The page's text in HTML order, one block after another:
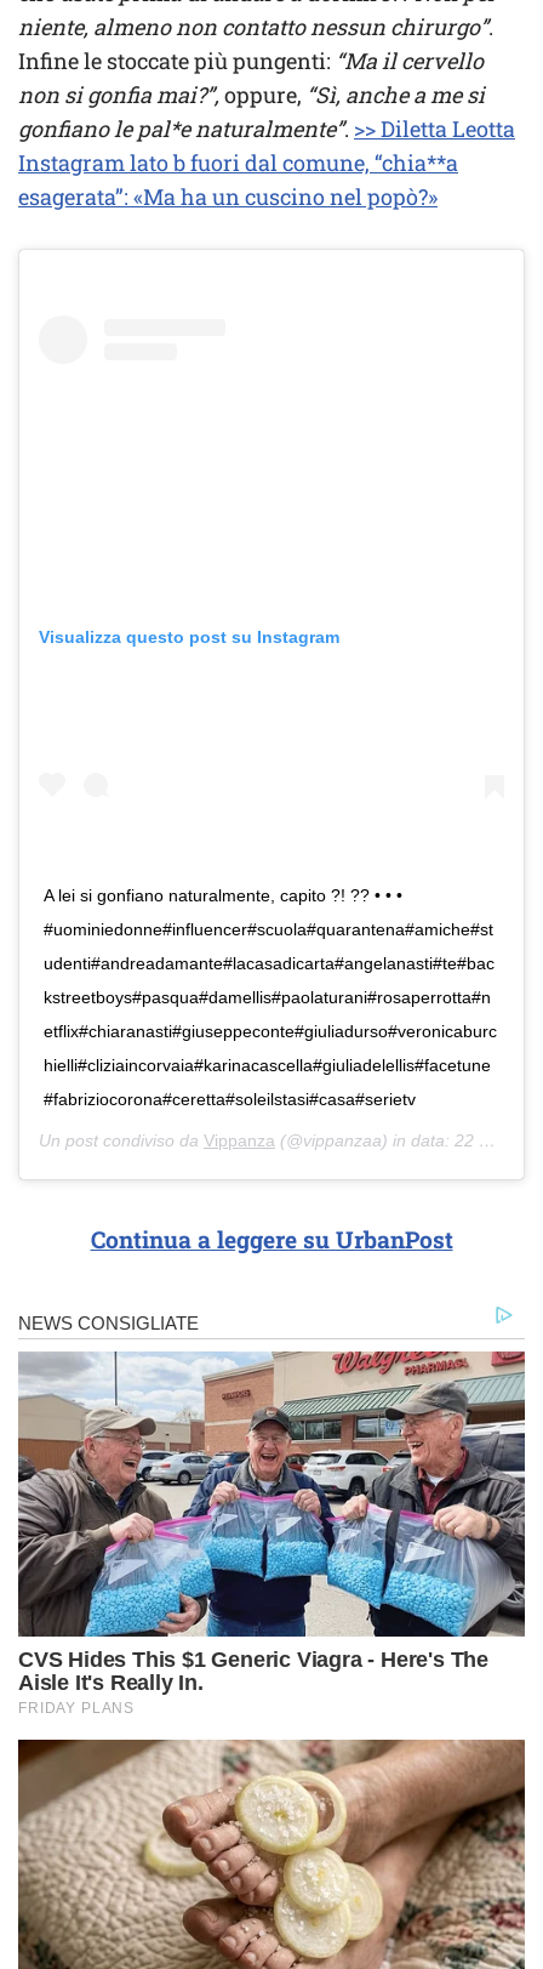
niente, almeno non contatto nessun chirurgo”.
Infine le stoccate più pungenti: “Ma il cervello
non si gonfia mai?”,oppure, “Sì, anche a me si
gonfiano le pal*e naturalmente”. >> Diletta Leotta
Instagram lato b fuori dal comune, “chia**a
esagerata”: «Ma ha un cuscino nel popò?»
Visualizza questo post su Instagram
A lei si gonfiano naturalmente, capito ?! ?? • • •
#uominiedonne#influencer#scuola#quarantena#amiche#st
udenti#andreadamante#lacasadicarta#angelanasti#te#bac
kstreetboys#pasqua#damellis#paolaturani#rosaperrotta#n
etflix#chiaranasti#giuseppeconte#giuliadurso#veronicaburc
hielli#cliziaincorvaia#karinacascella#giuliadelellis#facetune
#fabriziocorona#ceretta#soleilstasi#casa#serietv
Un post condiviso da Vippanza (@vippanzaa) in data: 22 Mag 2020 alle ore 4:34 PDT
Continua a leggere su UrbanPost